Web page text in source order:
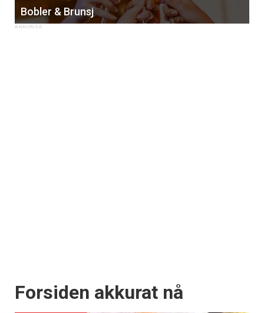
Bobler & Brunsj
Forsiden akkurat nå